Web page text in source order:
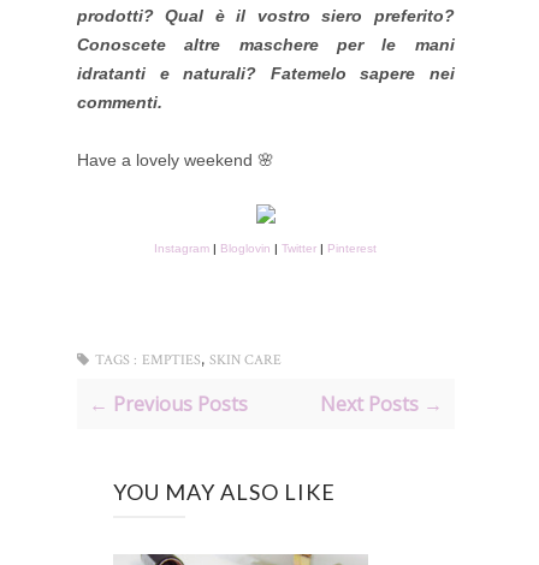
prodotti? Qual è il vostro siero preferito?
Conoscete altre maschere per le mani
idratanti e naturali? Fatemelo sapere nei
commenti.
Have a lovely weekend 🌸
Instagram | Bloglovin |Twitter | Pinterest
TAGS : EMPTIES, SKIN CARE
← Previous Posts Next Posts →
YOU MAY ALSO LIKE